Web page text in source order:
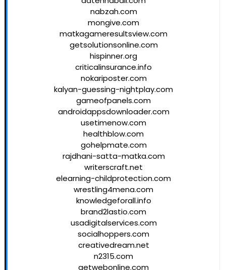
nabzah.com
mongive.com
matkagameresultsview.com
getsolutionsonline.com
hispinner.org
criticalinsurance.info
nokariposter.com
kalyan-guessing-nightplay.com
gameofpanels.com
androidappsdownloader.com
usetimenow.com
healthblow.com
gohelpmate.com
rajdhani-satta-matka.com
writerscraft.net
elearning-childprotection.com
wrestling4mena.com
knowledgeforall.info
brand2lastio.com
usadigitalservices.com
socialhoppers.com
creativedream.net
n2315.com
getwebonline.com